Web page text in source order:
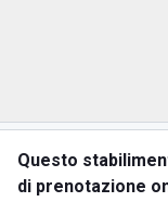
Questo
di prenotazione